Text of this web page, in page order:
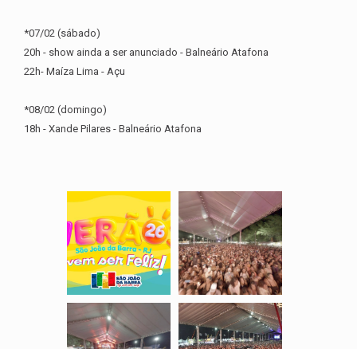
*07/02 (sábado)
20h - show ainda a ser anunciado - Balneário Atafona
22h- Maíza Lima - Açu
*08/02 (domingo)
18h - Xande Pilares - Balneário Atafona